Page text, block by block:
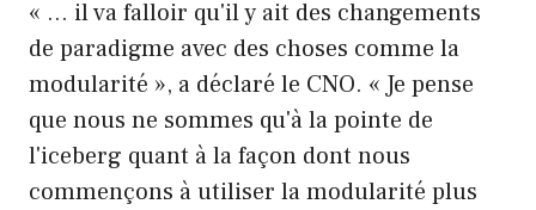
« … il va falloir qu'il y ait des changements
de paradigme avec des choses comme la
modularité », a déclaré le CNO. « Je pense
que nous ne sommes qu'à la pointe de
l'iceberg quant à la façon dont nous
commençons à utiliser la modularité plus